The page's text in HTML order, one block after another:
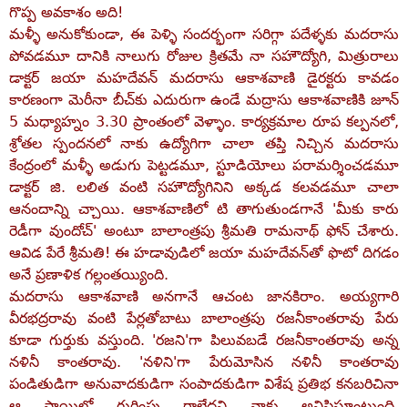
గొప్ప అవకాశం అది!
మళ్ళీ అనుకోకుండా, ఈ పెళ్ళి సందర్భంగా సరిగ్గా పదేళ్ళకు మదరాసు
పోవడమూ దానికి నాలుగు రోజుల క్రితమే నా సహౌద్యోగి, మిత్రురాలు
డాక్టర్‌ జయా మహదేవన్‌ మదరాసు ఆకాశవాణి డైరక్టరు కావడం
కారణంగా మెరీనా బీచ్‌కు ఎదురుగా ఉండే మద్రాసు ఆకాశవాణికి జూన్‌
5 మధ్యాహ్నం 3.30 ప్రాంతంలో వెళ్ళాం. కార్యక్రమాల రూప కల్పనలో,
శ్రోతల స్పందనలో నాకు ఉద్యోగిగా చాలా తప్తి నిచ్చిన మదరాసు
కేంద్రంలో మళ్ళీ అడుగు పెట్టడమూ, స్టూడియోలు పరామర్శించడమూ
డాక్టర్‌ జి. లలిత వంటి సహౌద్యోగినిని అక్కడ కలవడమూ చాలా
ఆనందాన్ని చ్చాయి. ఆకాశవాణిలో టి తాగుతుండగానే 'మీకు కారు
రెడీగా వుందోచ్‌' అంటూ బాలాంత్రపు శ్రీమతి రామనాథ్‌ ఫోన్‌ చేశారు.
ఆవిడ పేరే శ్రీమతి! ఈ హడావుడిలో జయా మహదేవన్‌తో ఫొటో దిగడం
అనే ప్రణాళిక గల్లంతయ్యింది.
మదరాసు ఆకాశవాణి అనగానే ఆచంట జానకిరాం. అయ్యగారి
వీరభద్రరావు వంటి పేర్లతోబాటు బాలాంత్రపు రజనీకాంతరావు పేరు
కూడా గుర్తుకు వస్తుంది. 'రజని'గా పిలువబడే రజనీకాంతరావు అన్న
నళినీ కాంతరావు. 'నళిని'గా పేరుమోసిన నళినీ కాంతరావు
పండితుడిగా అనువాదకుడిగా సంపాదకుడిగా విశేష ప్రతిభ కనబరిచినా